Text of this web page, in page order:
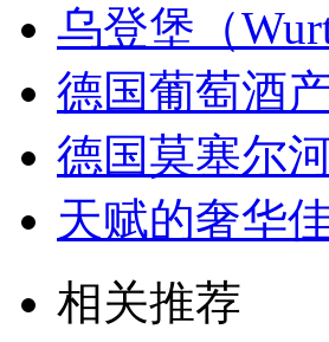
乌登堡（
德国葡萄酒
德国莫塞尔
天赋的奢华
相关推荐